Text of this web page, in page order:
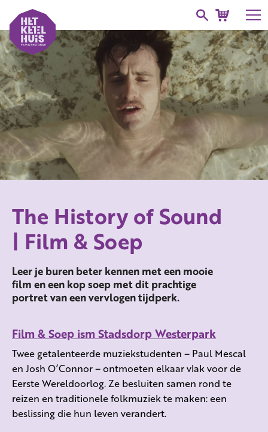
The History of Sound
| Film & Soep
Leer je buren beter kennen met een mooie
film en een kop soep met dit prachtige
portret van een vervlogen tijdperk.
Film & Soep ism Stadsdorp Westerpark
Twee getalenteerde muziekstudenten – Paul Mescal
en Josh O’Connor – ontmoeten elkaar vlak voor de
Eerste Wereldoorlog. Ze besluiten samen rond te
reizen en traditionele folkmuziek te maken: een
beslissing die hun leven verandert.